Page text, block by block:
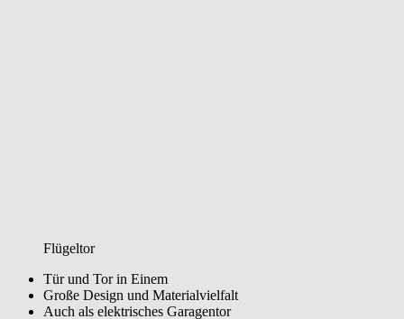
Flügeltor
Tür und Tor in Einem
Große Design und Materialvielfalt
Auch als elektrisches Garagentor